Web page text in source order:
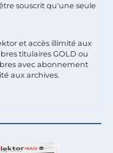
souscrit qu'une seule
et accès illimité aux
titulaires GOLD ou
avec abonnement
aux archives.